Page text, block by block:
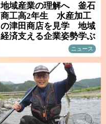
地域産業の理解へ 釜石
商工高2年生 水産加工
の津田商店を見学 地域
経済支える企業姿勢学ぶ
ニュース